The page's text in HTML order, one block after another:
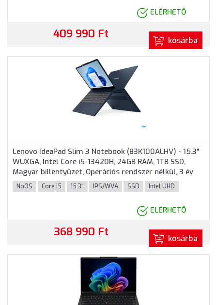
ELÉRHETŐ
409 990 Ft kosárba
Lenovo IdeaPad Slim 3 Notebook (83K100ALHV) - 15.3"
WUXGA, Intel Core i5-13420H, 24GB RAM, 1TB SSD,
Magyar billentyűzet, Operációs rendszer nélkül, 3 év
garancia, Kék színben
NoOS Core i5 15.3" IPS/WVA SSD Intel UHD
ELÉRHETŐ
368 990 Ft kosárba